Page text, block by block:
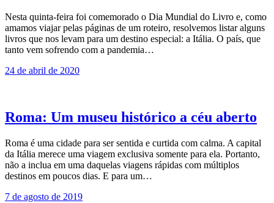
Nesta quinta-feira foi comemorado o Dia Mundial do Livro e, como
amamos viajar pelas páginas de um roteiro, resolvemos listar alguns
livros que nos levam para um destino especial: a Itália. O país, que
tanto vem sofrendo com a pandemia…
24 de abril de 2020
Roma: Um museu histórico a céu aberto
Roma é uma cidade para ser sentida e curtida com calma. A capital
da Itália merece uma viagem exclusiva somente para ela. Portanto,
não a inclua em uma daquelas viagens rápidas com múltiplos
destinos em poucos dias. E para um…
7 de agosto de 2019